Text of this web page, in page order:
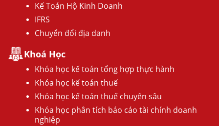
Kế Toán Hộ Kinh Doanh
IFRS
Chuyển đổi địa danh
Khoá Học
Khóa học kế toán tổng hợp thực hành
Khóa học kế toán thuế
Khóa học kế toán thuế chuyên sâu
Khóa học phân tích báo cáo tài chính doanh
nghiệp